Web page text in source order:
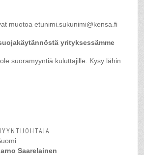
muotoa etunimi.sukunimi@kensa.fi
yrityksessämme
suoramyyntiä kuluttajille. Kysy lähin
Saarelainen